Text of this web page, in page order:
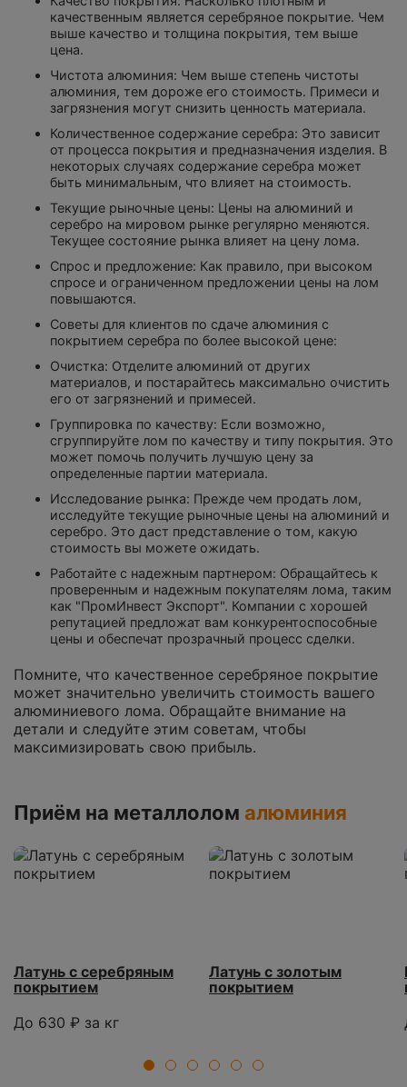
качественным является серебряное покрытие. Чем
выше качество и толщина покрытия, тем выше
цена.
Чистота алюминия: Чем выше степень чистоты
алюминия, тем дороже его стоимость. Примеси и
загрязнения могут снизить ценность материала.
Количественное содержание серебра: Это зависит
от процесса покрытия и предназначения изделия. В
некоторых случаях содержание серебра может
быть минимальным, что влияет на стоимость.
Текущие рыночные цены: Цены на алюминий и
серебро на мировом рынке регулярно меняются.
Текущее состояние рынка влияет на цену лома.
Спрос и предложение: Как правило, при высоком
спросе и ограниченном предложении цены на лом
повышаются.
Советы для клиентов по сдаче алюминия с
покрытием серебра по более высокой цене:
Очистка: Отделите алюминий от других
материалов, и постарайтесь максимально очистить
его от загрязнений и примесей.
Группировка по качеству: Если возможно,
сгруппируйте лом по качеству и типу покрытия. Это
может помочь получить лучшую цену за
определенные партии материала.
Исследование рынка: Прежде чем продать лом,
исследуйте текущие рыночные цены на алюминий и
серебро. Это даст представление о том, какую
стоимость вы можете ожидать.
Работайте с надежным партнером: Обращайтесь к
проверенным и надежным покупателям лома, таким
как "ПромИнвест Экспорт". Компании с хорошей
репутацией предложат вам конкурентоспособные
цены и обеспечат прозрачный процесс сделки.
Помните, что качественное серебряное покрытие
может значительно увеличить стоимость вашего
алюминиевого лома. Обращайте внимание на
детали и следуйте этим советам, чтобы
максимизировать свою прибыль.
Приём на металлолом алюминия
Латунь с серебряным
покрытием
До 630 ₽ за кг
Латунь с золотым
покрытием
1 2 3 4 5 6